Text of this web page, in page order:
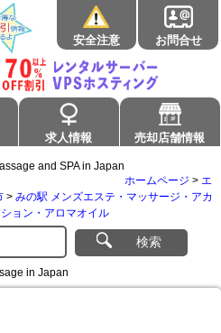
安全注意 お問合せ
求人情報 売却店舗情報
and SPA in Japan
ホームページ > エ
> みの駅 メンズエステ・マッサージ・アカ
ョン・アロマオイル
検索
in Japan